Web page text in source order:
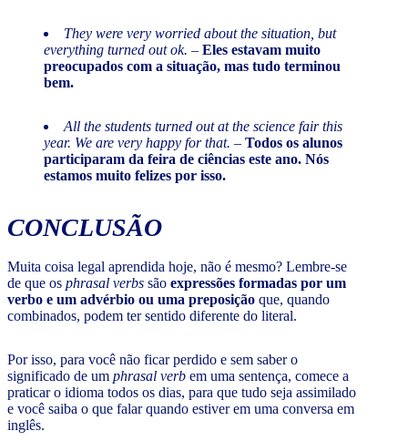
They were very worried about the situation, but
everything turned out ok. – Eles estavam muito
preocupados com a situação, mas tudo terminou
bem.
All the students turned out at the science fair this
year. We are very happy for that. – Todos os alunos
participaram da feira de ciências este ano. Nós
estamos muito felizes por isso.
CONCLUSÃO
Muita coisa legal aprendida hoje, não é mesmo? Lembre-se
de que os phrasal verbs são expressões formadas por um
verbo e um advérbio ou uma preposição que, quando
combinados, podem ter sentido diferente do literal.
Por isso, para você não ficar perdido e sem saber o
significado de um phrasal verb em uma sentença, comece a
praticar o idioma todos os dias, para que tudo seja assimilado
e você saiba o que falar quando estiver em uma conversa em
inglês.